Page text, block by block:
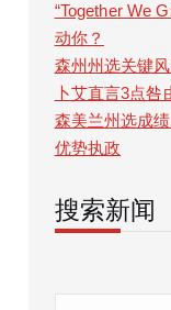
“Together We
动你？
森州州选关键
卜艾直言3点咎
森美兰州选成
优势执政
搜索新闻